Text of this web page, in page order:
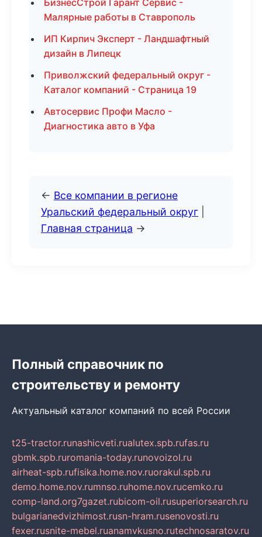
БизнесСтрой Гарант Сервис -
Малярные работы в Ставрополь
ИП Кирпич Эксперт - Ландшафтный
дизайн в Липецк
Приволжский федеральный округ -
Каталог компаний - Страница 19
Автосервис Профи Масло -
Диагностика авто в Уфа
← Все компании в регионе
Уральский федеральный округ
Главная страница →
Полный справочник по
строительству и ремонту
Актуальный каталог компаний по всей России
t25-tractor.runashicveti.rualutex.spb.rufas.ru
gbmk.spb.ruromania-today.runovoizol.ru
airheat-spb.rufisika.home.nov.ruorakul.spb.ru
demo.home.nov.rumnso.ruhome.nov.rucemko.ru
comp-land.org7gazet.rubicom-oil.rusuperiorsearch.ru
bulgarianedvizhimost.rusn-hram.rusenovosti.ru
fexer.rusnite-mebel.ruanamvkusno.rutechnosaratov.ru